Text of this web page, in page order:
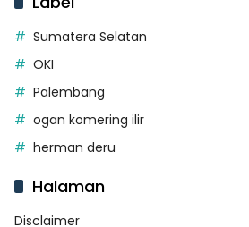
Sumatera Selatan
OKI
Palembang
ogan komering ilir
herman deru
Halaman
Disclaimer